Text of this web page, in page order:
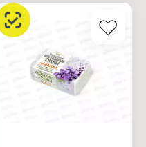
Характеристики:
Производитель: Nefis
Cosmetics
Назначение: туалетное
Линейка: Фруктовая
Аллея
Название: "Земляника"